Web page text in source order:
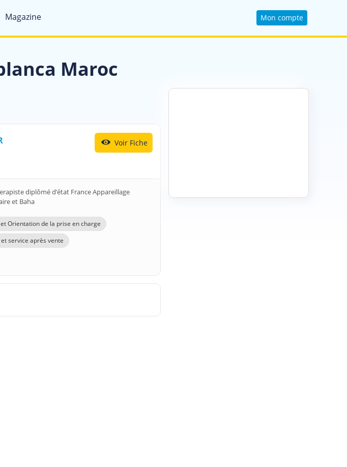
Magazine
Mon compte
Maroc
Voir Fiche
diplômé d’état France Appareillage
et Baha
Orientation de la prise en charge
service après vente